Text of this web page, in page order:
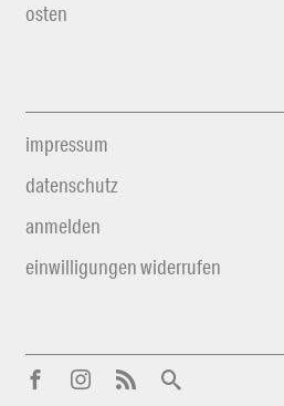
osten
impressum
datenschutz
anmelden
einwilligungen widerrufen